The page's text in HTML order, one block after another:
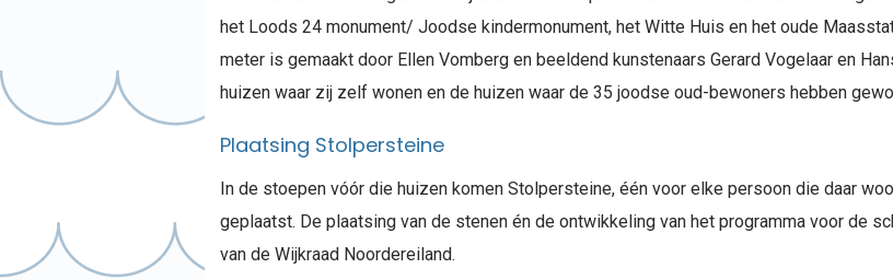
het Loods 24 monument/ Joodse kindermonument, het Witte Huis en het oude
meter is gemaakt door Ellen Vomberg en beeldend kunstenaars Gerard Vogelaar en
huizen waar zij zelf wonen en de huizen waar de 35 joodse oud-bewoners hebben
Plaatsing Stolpersteine
In de stoepen vóór die huizen komen Stolpersteine, één voor elke persoon die daar
geplaatst. De plaatsing van de stenen én de ontwikkeling van het programma voor de
van de Wijkraad Noordereiland.